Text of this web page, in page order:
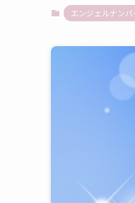
エンジェルナンバ